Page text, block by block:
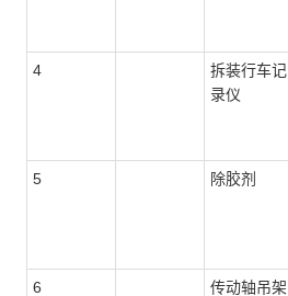
4
拆装行车记
录仪
5 除胶剂
6 传动轴吊架